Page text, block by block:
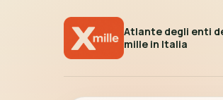
Atlante degli enti
mille in Italia